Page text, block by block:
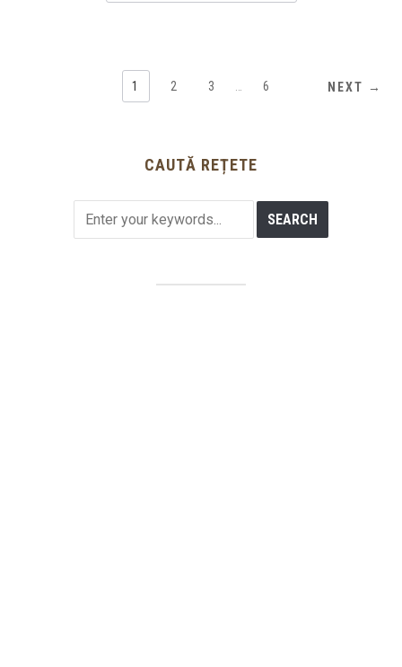
1 2 3 6 NEXT →
CAUTĂ REȚETE